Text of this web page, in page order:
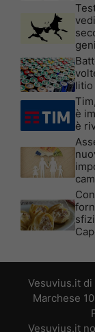
litio
è
è
Vesuvius.it di
Marchese
Vesuvius.it